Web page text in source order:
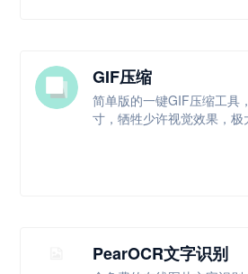
GIF压缩
简单版的一键GIF压缩工具
寸，牺牲少许视觉效果，
PearOCR文字识别